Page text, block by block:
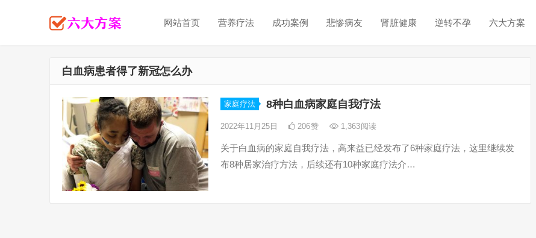
网站首页 营养疗法 成功案例 悲惨病友 肾脏健康 逆转不孕 六大方案
白血病患者得了新冠怎么办
家庭疗法 8种白血病家庭自我疗法
2022年11月25日 206赞 1,363阅读
关于白血病的家庭自我疗法，高来益已经发布了6种家庭疗法，这里继续发
布8种居家治疗方法，后续还有10种家庭疗法介…